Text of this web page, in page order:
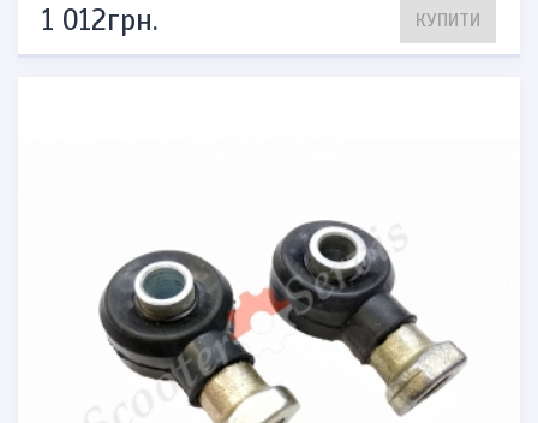
1 012грн. КУПИТИ